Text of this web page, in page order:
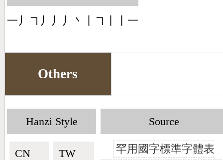
一丿㇕丿丿丿丶丨㇕丨丨一
Others
Hanzi Style
CN🇨🇳
TW🇹🇼
Source
罕用國字標準字體表